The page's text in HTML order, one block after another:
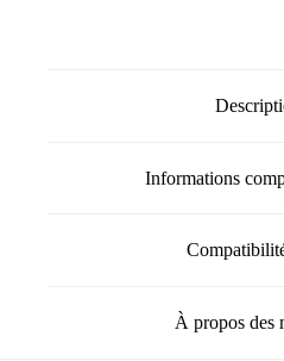
Informations
À propos des